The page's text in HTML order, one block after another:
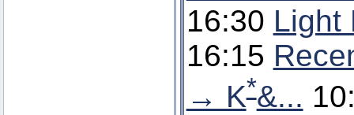
16:30 Light
16:15
→ K*&...